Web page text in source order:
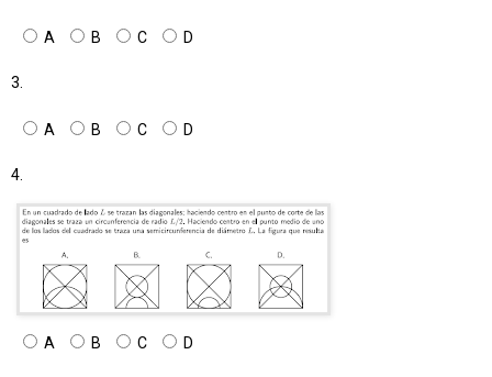
A B C D
3.
A B C D
4.
A B C D